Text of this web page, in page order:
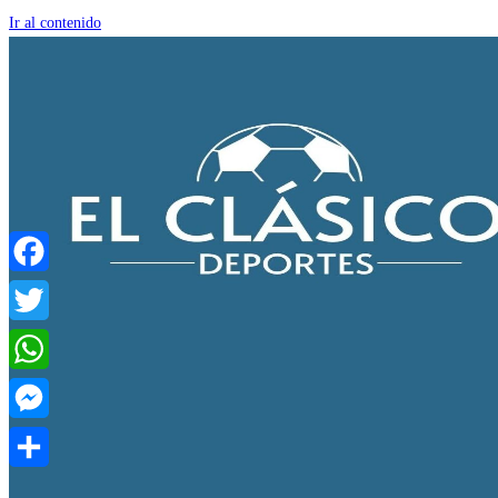
Ir al contenido
Facebook
Twitter
WhatsApp
Messenger